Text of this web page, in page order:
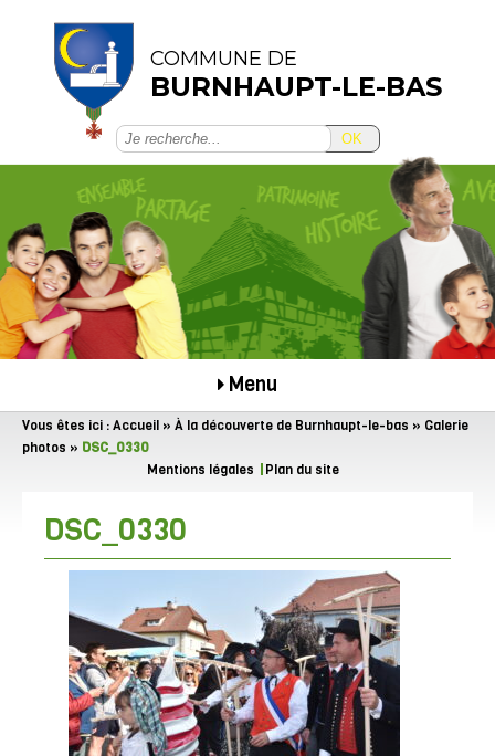
COMMUNE DE
BURNHAUPT-LE-BAS
OK
Menu
Vous êtes ici :Accueil » À la découverte de Burnhaupt-le-bas » Galerie
photos » DSC_0330
Mentions légales
Plan du site
DSC_0330